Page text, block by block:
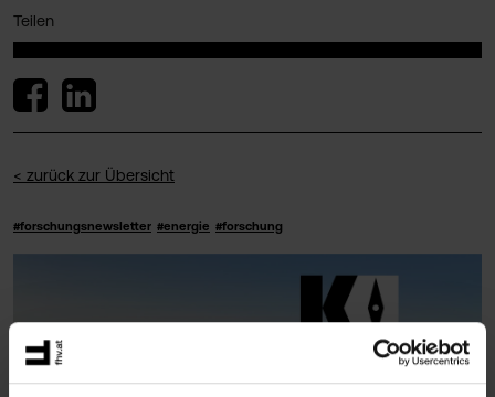
Teilen
< zurück zur Übersicht
#forschungsnewsletter #energie #forschung